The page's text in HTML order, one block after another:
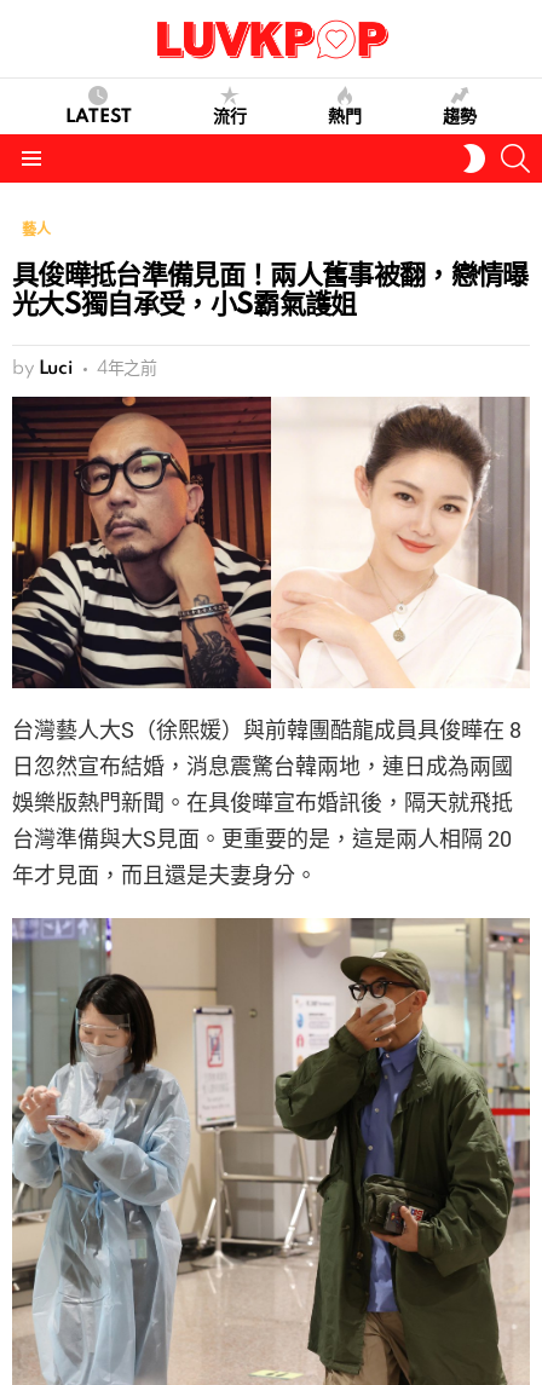
LATEST 流行 熱門 趨勢
SKIN
藝人
具俊曄抵台準備見面！兩人舊事被翻，戀情曝
光大S獨自承受，小S霸氣護姐
by Luci 4年之前
台灣藝人大S（徐熙媛）與前韓團酷龍成員具俊曄在 8
日忽然宣布結婚，消息震驚台韓兩地，連日成為兩國
娛樂版熱門新聞。在具俊曄宣布婚訊後，隔天就飛抵
台灣準備與大S見面。更重要的是，這是兩人相隔 20
年才見面，而且還是夫妻身分。